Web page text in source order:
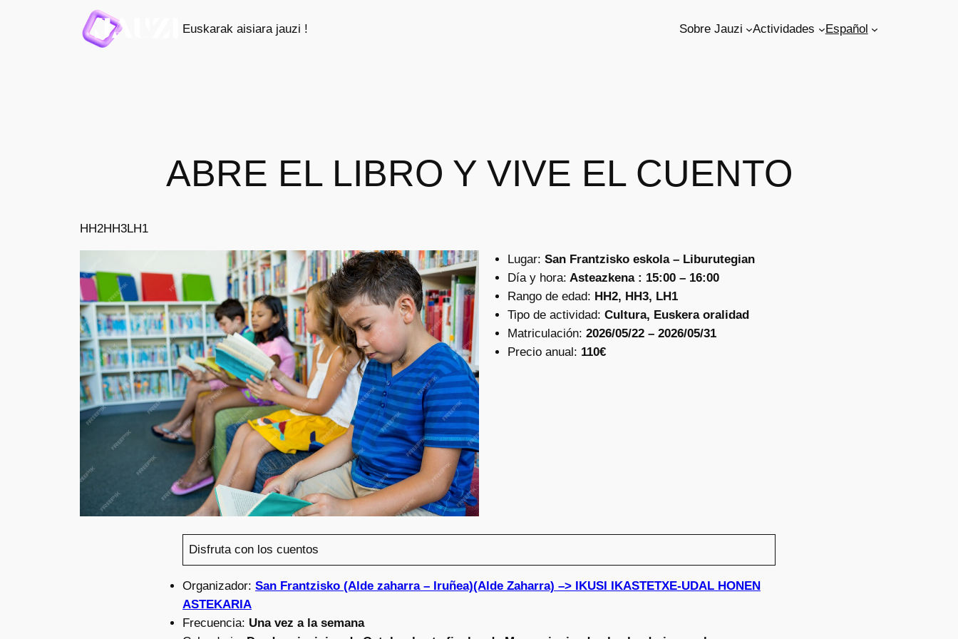
Euskarak aisiara jauzi ! Sobre Jauzi Actividades Español
ABRE EL LIBRO Y VIVE EL CUENTO
HH2HH3LH1
Lugar: San Frantzisko eskola – Liburutegian
Día y hora: Asteazkena : 15:00 – 16:00
Rango de edad: HH2, HH3, LH1
Tipo de actividad: Cultura, Euskera oralidad
Matriculación: 2026/05/22 – 2026/05/31
Precio anual: 110€
Disfruta con los cuentos
Organizador: San Frantzisko (Alde zaharra – Iruñea)(Alde Zaharra) –> IKUSI IKASTETXE-UDAL HONEN
ASTEKARIA
Frecuencia: Una vez a la semana